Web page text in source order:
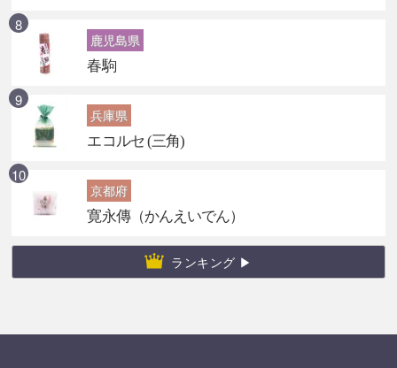
鹿児島県
春駒
兵庫県
エコルセ (三角)
京都府
寛永傳（かんえいでん）
ランキング ▶